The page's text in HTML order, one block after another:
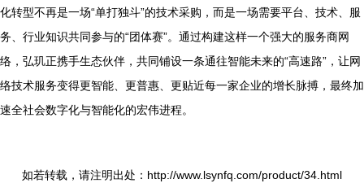
化转型不再是一场“单打独斗”的技术采购，而是一场需要平台、技术、服
务、行业知识共同参与的“团体赛”。通过构建这样一个强大的服务商网
络，弘玑正携手生态伙伴，共同铺设一条通往智能未来的“高速路”，让网
络技术服务变得更智能、更普惠、更贴近每一家企业的增长脉搏，最终加
速全社会数字化与智能化的宏伟进程。
如若转载，请注明出处：http://www.lsynfq.com/product/34.html